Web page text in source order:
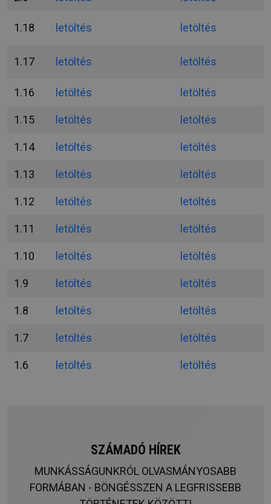
1.18 letöltés letöltés
1.17 letöltés letöltés
1.16 letöltés letöltés
1.15 letöltés letöltés
1.14 letöltés letöltés
1.13 letöltés letöltés
1.12 letöltés letöltés
1.11 letöltés letöltés
1.10 letöltés letöltés
1.9 letöltés letöltés
1.8 letöltés letöltés
1.7 letöltés letöltés
1.6 letöltés letöltés
SZÁMADÓ HÍREK
MUNKÁSSÁGUNKRÓL OLVASMÁNYOSABB
FORMÁBAN - BÖNGÉSSZEN A LEGFRISSEBB